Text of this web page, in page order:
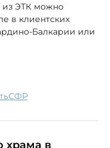
из ЭТК можно
в клиентских
Балкарии или
СФР
храма в